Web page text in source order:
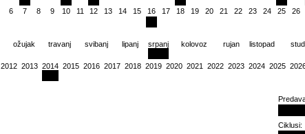
6 7 8 9 10 11 12 13 14 15 16 17 18 19 20 21 22 23 24 25 26
ožujak travanj svibanj lipanj srpanj kolovoz rujan listopad
2012 2013 2014 2015 2016 2017 2018 2019 2020 2021 2022 2023 2024 2025
Ciklusi: